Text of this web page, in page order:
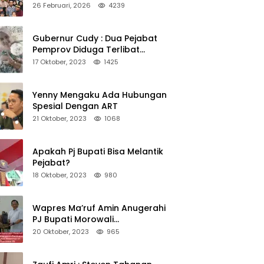
Lingkungan Harus Jadi Teladan
26 Februari, 2026 4239
Gubernur Cudy : Dua Pejabat
Pemprov Diduga Terlibat
Asmara Terlarang Sudah di
17 Oktober, 2023 1425
Yenny Mengaku Ada Hubungan
Spesial Dengan ART
21 Oktober, 2023 1068
Apakah Pj Bupati Bisa Melantik
Pejabat?
18 Oktober, 2023 980
Wapres Ma’ruf Amin Anugerahi
PJ Bupati Morowali
Penghargaan Paritrana Award
20 Oktober, 2023 965